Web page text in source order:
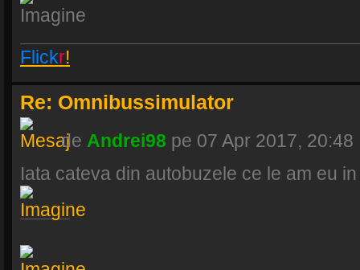
Flickr!
Re: Omnibussimulator
de Andrei98 pe 07 Apr 2017, 20:48
Iata cateva din autobuzele ce le am eu